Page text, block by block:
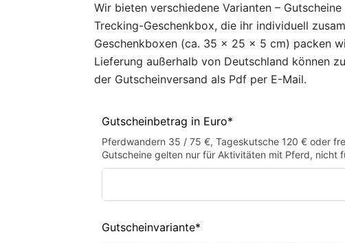
Wir bieten verschiedene Varianten –
Trecking-Geschenkbox, die ihr individuell
Geschenkboxen (ca. 35 x 25 x 5 cm) packen
Lieferung außerhalb von Deutschland können
der Gutscheinversand als Pdf per E-Mail.
Gutscheinbetrag in Euro*
Pferdwandern 35 / 75 €, Tageskutsche 120 € oder
Gutscheine gelten nur für Aktivitäten mit Pferd, nicht
Gutscheinvariante*